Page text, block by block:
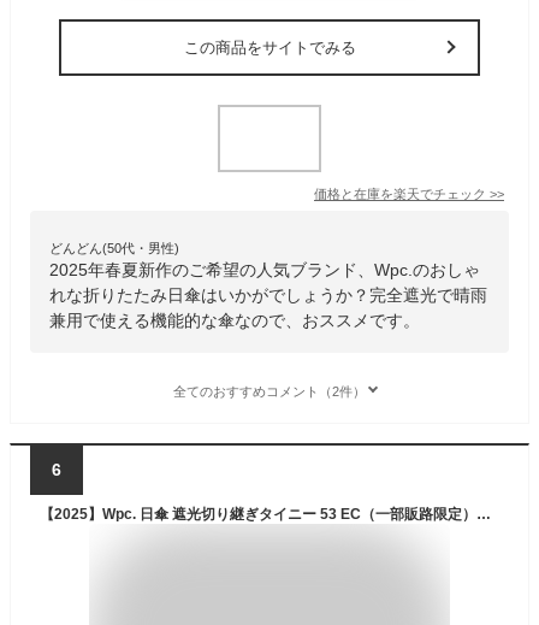
この商品をサイトでみる
価格と在庫を楽天でチェック >>
どんどん(50代・男性)
2025年春夏新作のご希望の人気ブランド、Wpc.のおしゃ
れな折りたたみ日傘はいかがでしょうか？完全遮光で晴雨
兼用で使える機能的な傘なので、おススメです。
全てのおすすめコメント（2件）
6
【2025】Wpc. 日傘 遮光切り継ぎタイニー 53 EC（一部販路限定）グレー ≪遮光率100%/UVカット率100%/・UPF50＋/遮熱/晴雨兼用≫ 折りたたみ傘 コンパクト 小さい レディース おしゃれ 通勤 通学 WECTN-2402-102